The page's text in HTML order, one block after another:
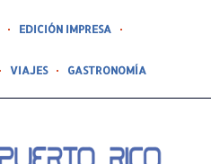
EDICIÓN IMPRESA
VIAJES GASTRONOMÍA